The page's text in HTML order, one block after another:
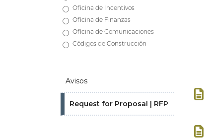
Oficina de Incentivos
Oficina de Finanzas
Oficina de Comunicaciones
Códigos de Construcción
Avisos
Request for Proposal | RFP

